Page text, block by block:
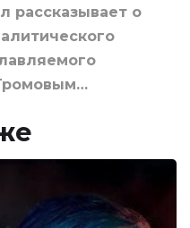
рассказывает о